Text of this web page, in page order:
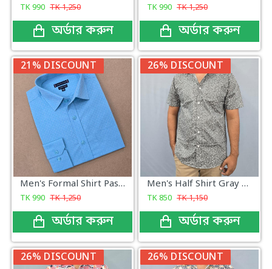
TK990 TK1,250
অর্ডার করুন
TK990 TK1,250
অর্ডার করুন
21% DISCOUNT
Men's Formal Shirt Past Color
TK990 TK1,250
অর্ডার করুন
26% DISCOUNT
Men's Half Shirt Gray Print
TK850 TK1,150
অর্ডার করুন
26% DISCOUNT 26% DISCOUNT